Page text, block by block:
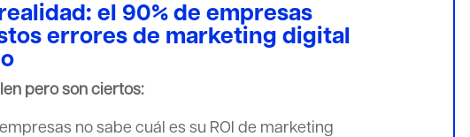
el 90% de empresas
errores de marketing digital
pero son ciertos:
empresas no sabe cuál es su ROI de marketing